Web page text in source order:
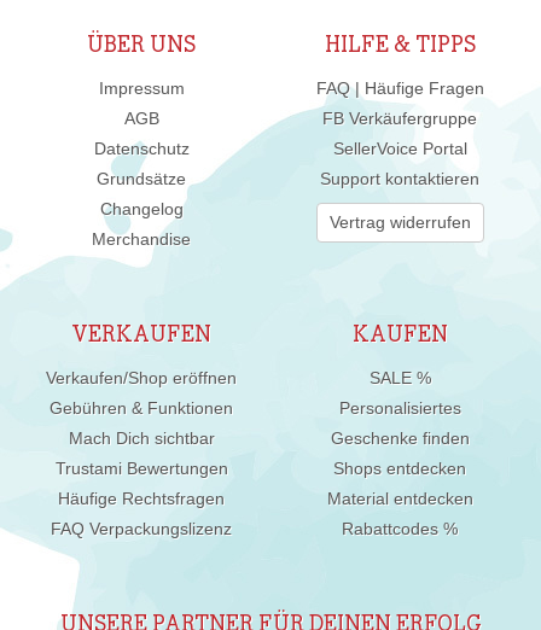
ÜBER UNS
Impressum
AGB
Datenschutz
Grundsätze
Changelog
Merchandise
HILFE & TIPPS
FAQ | Häufige Fragen
FB Verkäufergruppe
SellerVoice Portal
Support kontaktieren
Vertrag widerrufen
VERKAUFEN
Verkaufen/Shop eröffnen
Gebühren & Funktionen
Mach Dich sichtbar
Trustami Bewertungen
Häufige Rechtsfragen
FAQ Verpackungslizenz
KAUFEN
SALE %
Personalisiertes
Geschenke finden
Shops entdecken
Material entdecken
Rabattcodes %